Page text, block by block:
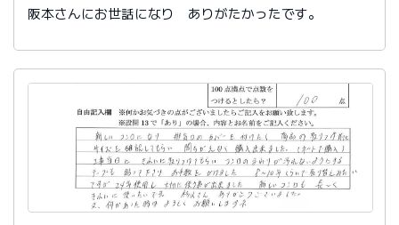
阪本さんにお世話になり ありがたかったです。